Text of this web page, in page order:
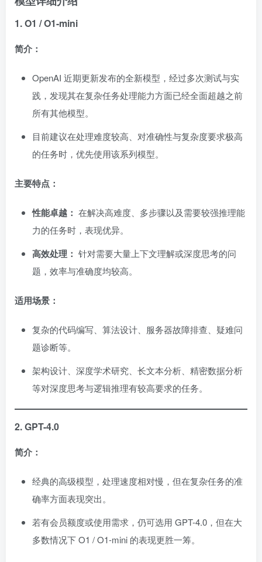
1. O1 / O1-mini
简介：
OpenAI 近期更新发布的全新模型，经过多次测试与实
践，发现其在复杂任务处理能力方面已经全面超越之前
所有其他模型。
目前建议在处理难度较高、对准确性与复杂度要求极高
的任务时，优先使用该系列模型。
主要特点：
性能卓越： 在解决高难度、多步骤以及需要较强推理能
力的任务时，表现优异。
高效处理： 针对需要大量上下文理解或深度思考的问
题，效率与准确度均较高。
适用场景：
复杂的代码编写、算法设计、服务器故障排查、疑难问
题诊断等。
架构设计、深度学术研究、长文本分析、精密数据分析
等对深度思考与逻辑推理有较高要求的任务。
2. GPT-4.0
简介：
经典的高级模型，处理速度相对慢，但在复杂任务的准
确率方面表现突出。
若有会员额度或使用需求，仍可选用 GPT-4.0，但在大
多数情况下 O1 / O1-mini 的表现更胜一筹。